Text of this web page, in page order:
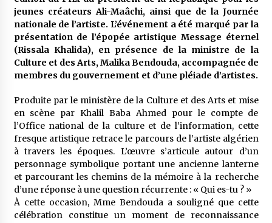
meilleur prêche du vendredi
2 semaines ago
Droit à l’affiliation au régime national de
retraite : Coup d’envoi d’une campagne de
sensibilisation au profit de la communauté
nationale à l’étranger
3 semaines ago
Lancement d’une campagne nationale de
sensibilisation sur la lutte contre le travail
informel
3 semaines ago
Première voiture de course conçue et
fabriquée localement : Une équipe d’étudiants
algériens participe à une compétition
internationale
3 semaines ago
Université Alger 3 : Lancement d’un master à
jeunes créateurs Ali-Maâchi, ainsi que de la Journée
nationale de l’artiste. L’événement a été marqué par la
présentation de l’épopée artistique Message éternel
(Rissala Khalida), en présence de la ministre de la
Culture et des Arts, Malika Bendouda, accompagnée de
membres du gouvernement et d’une pléiade d’artistes.
Produite par le ministère de la Culture et des Arts et mise
en scène par Khalil Baba Ahmed pour le compte de
l’Office national de la culture et de l’information, cette
fresque artistique retrace le parcours de l’artiste algérien
à travers les époques. L’œuvre s’articule autour d’un
personnage symbolique portant une ancienne lanterne
et parcourant les chemins de la mémoire à la recherche
d’une réponse à une question récurrente : « Qui es-tu ? »
À cette occasion, Mme Bendouda a souligné que cette
célébration constitue un moment de reconnaissance